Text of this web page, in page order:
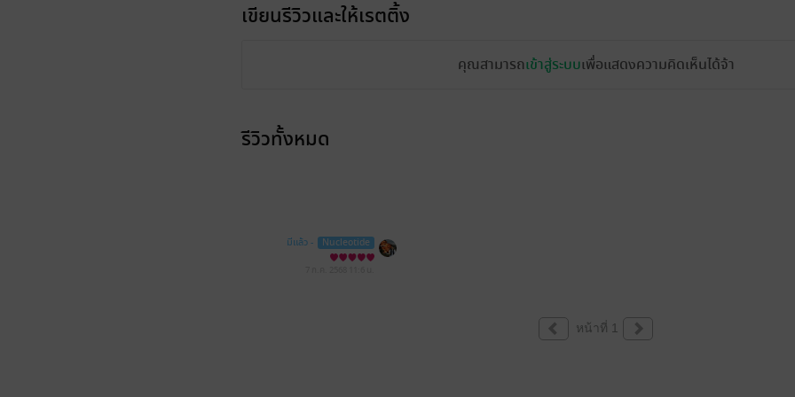
เขียนรีวิวและให้เรตติ้ง
คุณสามารถเข้าสู่ระบบเพื่อแสดงความคิดเห็นได้จ้า
รีวิวทั้งหมด
มีแล้ว - Nucleotide
หน้าที่ 1